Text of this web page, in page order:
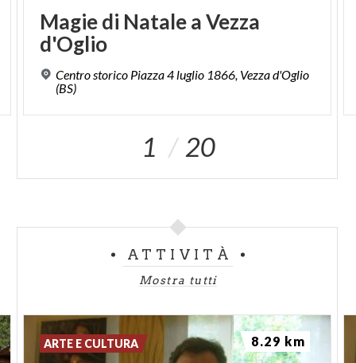
Magiedi NataleaVezza
d'Oglio
Centro storico Piazza 4 luglio 1866, Vezza d'Oglio
(BS)
1 20
ATTIVITÀ
Mostra tutti
ARTE E CULTURA 8.29 km